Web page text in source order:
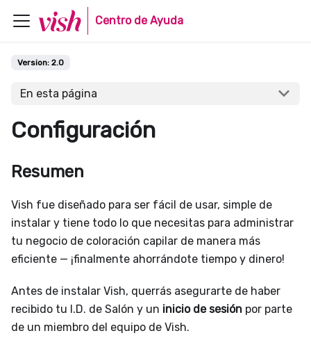
Centro de Ayuda
Version: 2.0
En esta página
Configuración
Resumen
Vish fue diseñado para ser fácil de usar, simple de
instalar y tiene todo lo que necesitas para administrar
tu negocio de coloración capilar de manera más
eficiente — ¡finalmente ahorrándote tiempo y dinero!
Antes de instalar Vish, querrás asegurarte de haber
recibido tu I.D. de Salón y un inicio de sesión por parte
de un miembro del equipo de Vish.